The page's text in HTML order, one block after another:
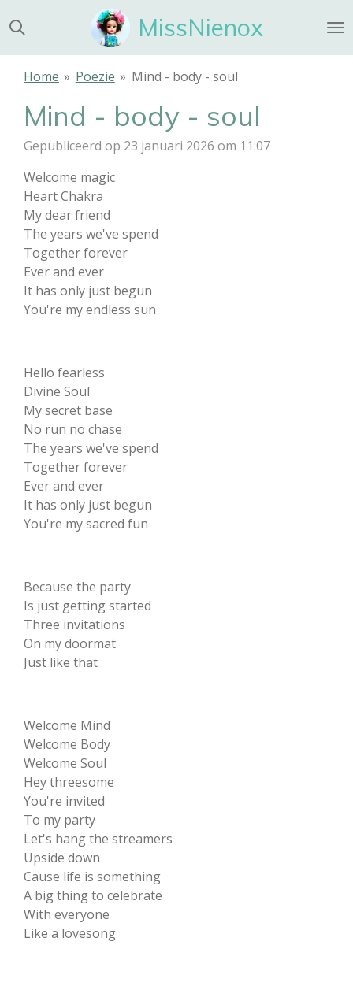
direct
naar
MissNienox
Home » Poëzie » Mind - body - soul
Mind - body - soul
Gepubliceerd op 23 januari 2026 om 11:07
Welcome magic
Heart Chakra
My dear friend
The years we've spend
Together forever
Ever and ever
It has only just begun
You're my endless sun
Hello fearless
Divine Soul
My secret base
No run no chase
The years we've spend
Together forever
Ever and ever
It has only just begun
You're my sacred fun
Because the party
Is just getting started
Three invitations
On my doormat
Just like that
Welcome Mind
Welcome Body
Welcome Soul
Hey threesome
You're invited
To my party
Let's hang the streamers
Upside down
Cause life is something
A big thing to celebrate
With everyone
Like a lovesong